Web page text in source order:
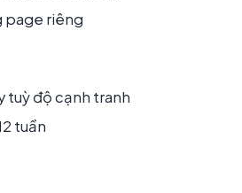
page riêng
độ cạnh tranh
tuần